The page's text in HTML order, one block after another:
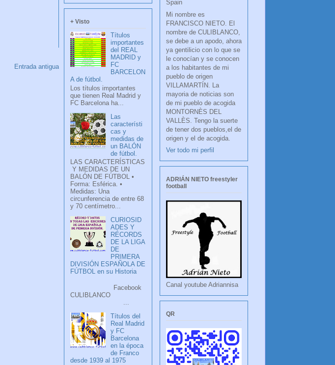
Entrada antigua
+ Visto
Títulos
importantes
del REAL
MADRID y
FC
BARCELON
A de fútbol.
Los títulos importantes
que tienen Real Madrid y
FC Barcelona ha...
Las
característi
cas y
medidas de
un BALÓN
de fútbol.
LAS CARACTERÍSTICAS
Y MEDIDAS DE UN
BALÓN DE FÚTBOL •
Forma: Esférica. •
Medidas: Una
circunferencia de entre 68
y 70 centímetro...
CURIOSID
ADES Y
RÉCORDS
DE LA LIGA
DE
PRIMERA
DIVISIÓN ESPAÑOLA DE
FÚTBOL en su Historia
Facebook
CULIBLANCO
...
Títulos del
Real Madrid
y FC
Barcelona
en la época
de Franco
desde 1939 al 1975
Spain
Mi nombre es
FRANCISCO NIETO. El
nombre de CULIBLANCO,
se debe a un apodo, ahora
ya gentilicio con lo que se
le conocían y se conocen
a los habitantes de mi
pueblo de origen
VILLAMARTÍN. La
mayoria de noticias son
de mi pueblo de acogida
MONTORNÈS DEL
VALLÈS. Tengo la suerte
de tener dos pueblos,el de
origen y el de acogida.
Ver todo mi perfil
ADRIÁN NIETO freestyler
football
Canal youtube Adriannisa
QR